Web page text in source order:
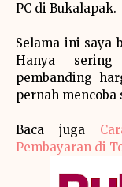
PC di Bukalapak.
Selama ini saya
Hanya sering
pembanding
pernah mencoba
Baca juga
Pembayaran di